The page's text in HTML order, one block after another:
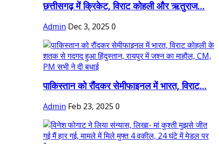
छत्तीसगढ़ में क्रिकेट, विराट कोहली और ऋतुराज...
Admin Dec 3, 2025 0
पाकिस्तान को रौंदकर सेमीफाइनल में भारत, विराट...
Admin Feb 23, 2025 0